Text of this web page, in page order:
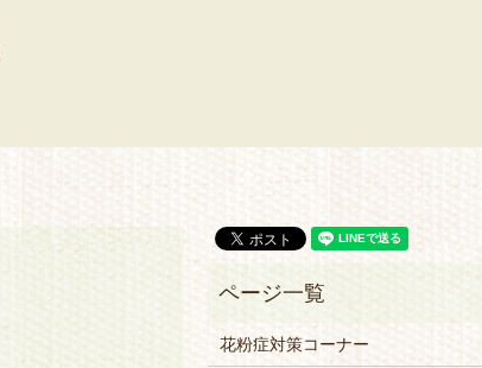
花粉症対策コーナー